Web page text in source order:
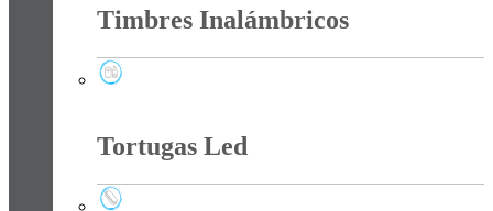
Timbres Inalámbricos
Tortugas Led